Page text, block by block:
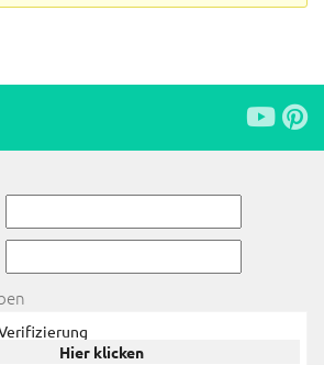
Hier klicken